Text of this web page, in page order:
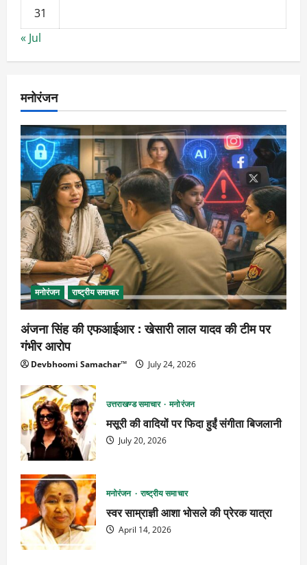
31
« Jul
मनोरंजन
मनोरंजन राष्ट्रीय समाचार
अंजना सिंह की एफआईआर : खेसारी लाल यादव की टीम पर
गंभीर आरोप
Devbhoomi Samachar™ July 24, 2026
उत्तराखण्ड समाचार मनोरंजन
मसूरी की वादियों पर फिदा हुईं संगीता बिजलानी
July 20, 2026
मनोरंजन राष्ट्रीय समाचार
स्वर साम्राज्ञी आशा भोसले की प्रेरक यात्रा
April 14, 2026